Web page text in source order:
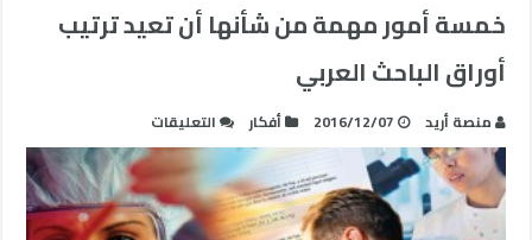
خمسة أمور مهمة من شأنها أن تعيد ترتيب
أوراق الباحث العربي
منصة أريد 2016/12/07 أفكار التعليقات
خمسة
أمور
مهمة
من